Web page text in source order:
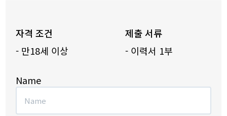
자격 조건
- 만18세 이상
제출 서류
- 이력서 1부
Name